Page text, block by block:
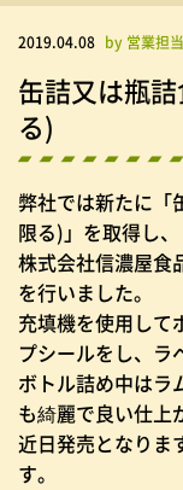
2019.04.08 by 営業担当
缶詰又は瓶
る)
弊社では新たに「
限る)」を取得し、
株式会社信濃屋食
を行いました。
充填機を使用して
プシールをし、ラ
ボトル詰め中はラ
も綺麗で良い仕上
近日発売となりま
す。